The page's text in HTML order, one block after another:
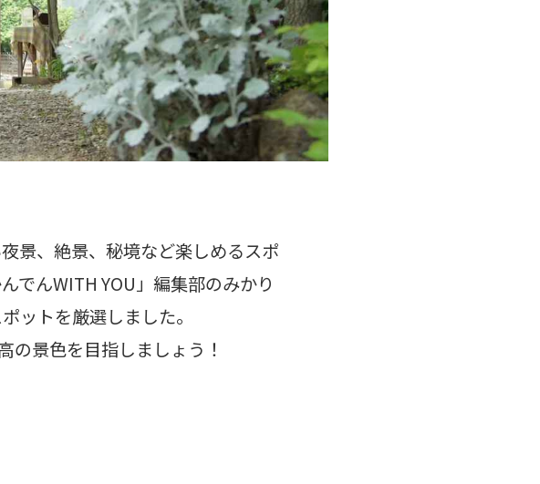
景、絶景、秘境など楽しめるスポ
でんWITH YOU」編集部のみかり
ットを厳選しました。
の景色を目指しましょう！